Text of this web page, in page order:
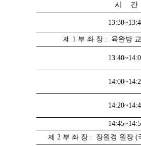
시 간
제 1 부 좌 장 : 육완방
제 2 부 좌 장 : 장원경 원